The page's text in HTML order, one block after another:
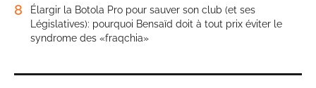
8
Élargir la Botola Pro pour sauver son club (et ses
Législatives): pourquoi Bensaïd doit à tout prix éviter le
syndrome des «fraqchia»